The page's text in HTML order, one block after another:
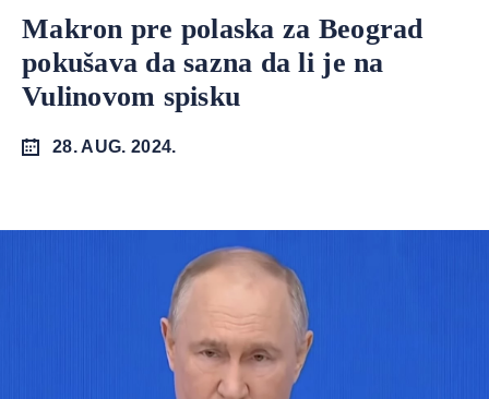
Makron pre polaska za Beograd
pokušava da sazna da li je na
Vulinovom spisku
28. AUG. 2024.